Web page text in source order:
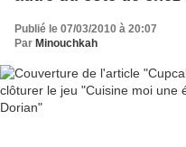
Publié le 07/03/2010 à 20:07
Par Minouchkah